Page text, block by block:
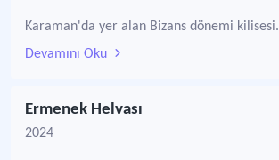
Karaman'da yer alan Bizans dönemi kilisesi.
Devamını Oku
Ermenek Helvası
2024